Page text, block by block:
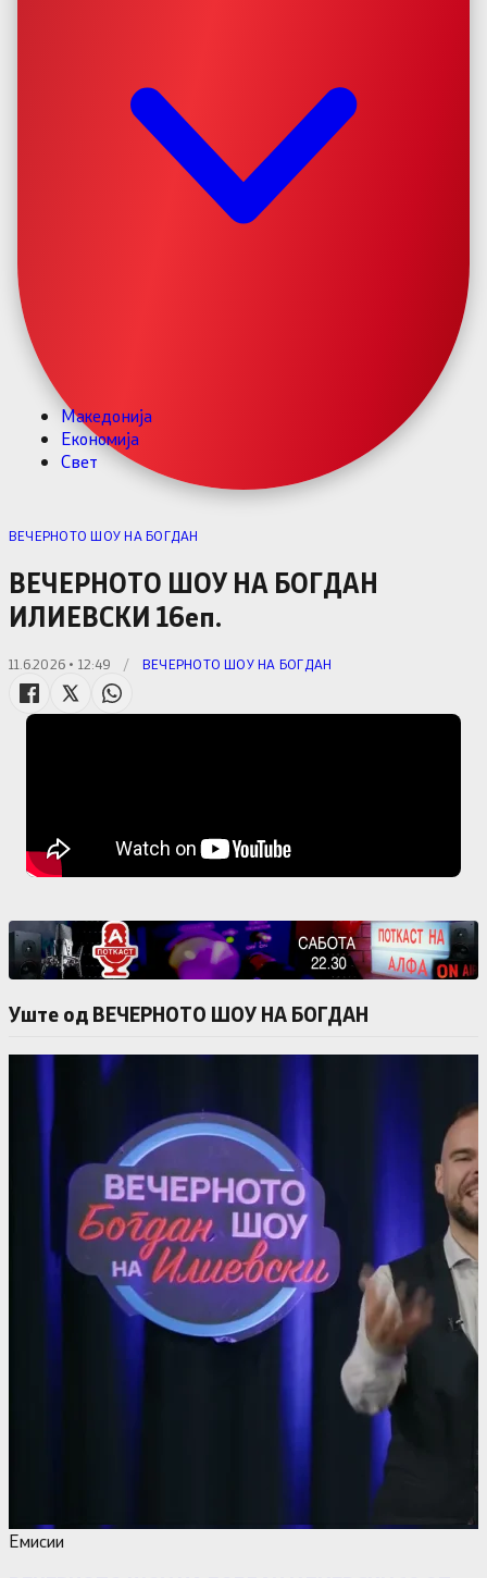
Македонија
Економија
Свет
ВЕЧЕРНОТО ШОУ НА БОГДАН
ВЕЧЕРНОТО ШОУ НА БОГДАН
ИЛИЕВСКИ 16еп.
11.6.2026 • 12:49 / ВЕЧЕРНОТО ШОУ НА БОГДАН
Уште од ВЕЧЕРНОТО ШОУ НА БОГДАН
Емисии